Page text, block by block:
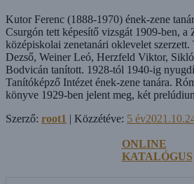
Kutor Ferenc (1888-1970) ének-­zene
Csurgón tett képesítő vizsgát 1909­-ben, a
középiskolai zenetanári oklevelet
Dezső, Weiner Leó, Herzfeld Viktor,
Bodvicán tanított. 1928-tól 1940-ig
Tanítóképző Intézet ének-zene tanára.
könyve 1929-ben jelent meg, két
Szerző: root1 | Közzétéve: 5 év
ONLINE
KATALÓGUS